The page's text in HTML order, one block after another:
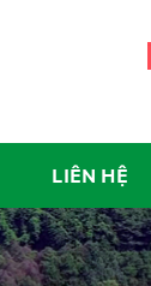
LIÊN HỆ